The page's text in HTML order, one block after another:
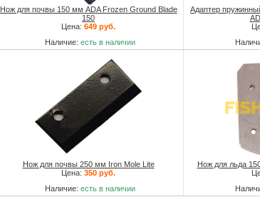
Нож для почвы 150 мм ADA Frozen Ground Blade
150
Цена: 649 руб.
Наличие: есть в наличии
Адаптер
Нож для почвы 250 мм Iron Mole Lite
Цена: 350 руб.
Наличие: есть в наличии
Нож для льда